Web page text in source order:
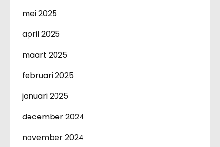
mei 2025
april 2025
maart 2025
februari 2025
januari 2025
december 2024
november 2024